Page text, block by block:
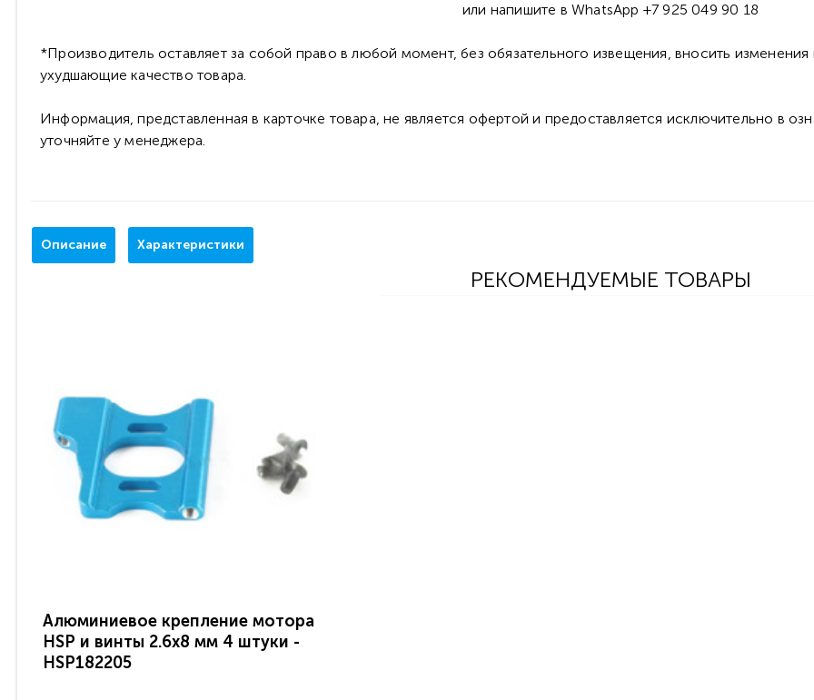
или напишите в WhatsApp +7 925 049 90 18
*Производитель оставляет за собой право в любой момент, без обязательного извещения, вносить
ухудшающие качество товара.
Информация, представленная в карточке товара, не является офертой и предоставляется исключительно в
уточняйте у менеджера.
Описание Характеристики
РЕКОМЕНДУЕМЫЕ ТОВАРЫ
Алюминиевое крепление мотора
HSP и винты 2.6х8 мм 4 штуки -
HSP182205